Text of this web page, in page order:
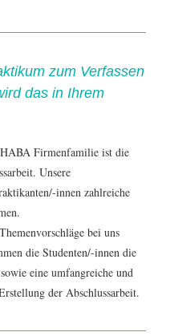
zum Verfassen
das in Ihrem
Firmenfamilie ist die
Unsere
innen zahlreiche
bei uns
die Studenten/-innen die
eine umfangreiche und
der Abschlussarbeit.